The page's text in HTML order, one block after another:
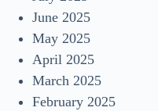
June 2025
May 2025
April 2025
March 2025
February 2025